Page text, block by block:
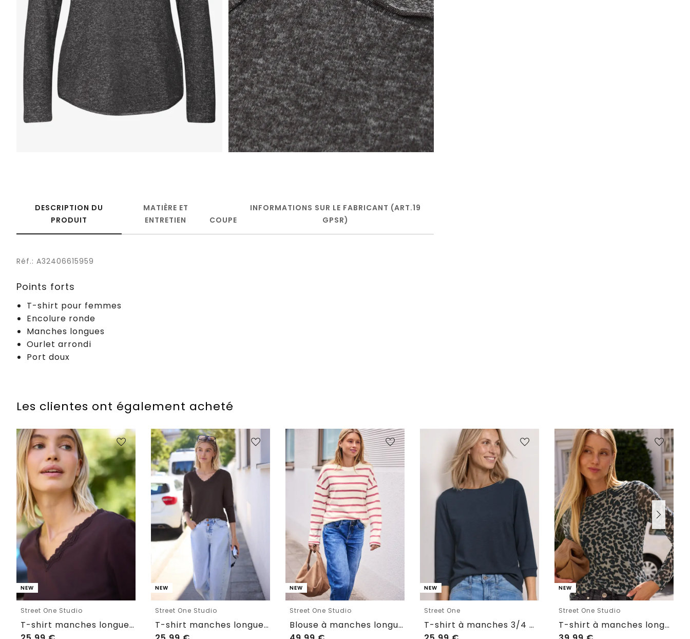
DESCRIPTION DU
PRODUIT
MATIÈRE ET
ENTRETIEN
COUPE
INFORMATIONS SUR LE FABRICANT (ART.19
GPSR)
Réf.: A32406615959
Points forts
T-shirt pour femmes
Encolure ronde
Manches longues
Ourlet arrondi
Port doux
Les clientes ont également acheté
NEW
Street One Studio
T-shirt manches longues à col en V avec détails en dentelle
NEW
Street One Studio
T-shirt manches longues à col en V avec détails en dentelle
NEW
Street One Studio
Blouse à manches longues avec col rond coupe Loose Fit
NEW
Street One
T-shirt à manches 3/4 et col bateau
NEW
Street One Studio
T-shirt à manches longues en mesh avec imprimé